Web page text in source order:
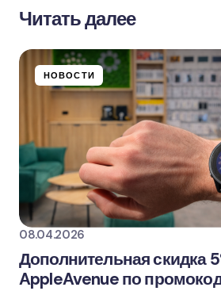
Обязательные поля помечены*
Ваш комментарий
Name *
Email *
Читать далее
НОВОСТИ
08.04.2026
Дополнительная скидка
AppleAvenue по